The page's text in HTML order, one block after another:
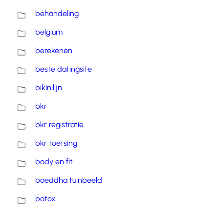
behandeling
belgium
berekenen
beste datingsite
bikinilijn
bkr
bkr registratie
bkr toetsing
body en fit
boeddha tuinbeeld
botox